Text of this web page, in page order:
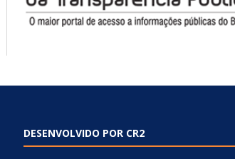
DESENVOLVIDO POR CR2